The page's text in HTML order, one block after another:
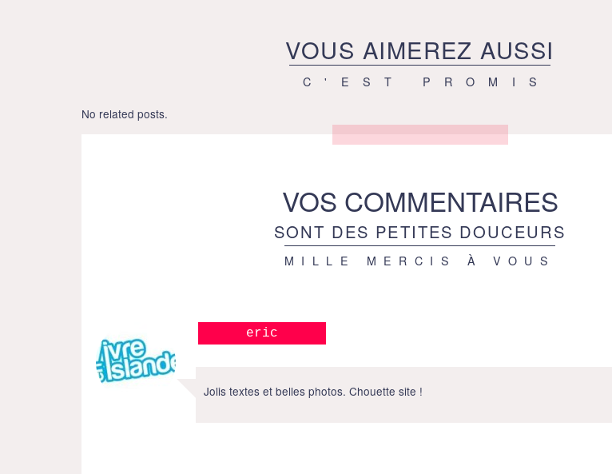
VOUS AIMEREZ AUSSI
C'EST PROMIS
No related posts.
VOS COMMENTAIRES
SONT DES PETITES DOUCEURS
MILLE MERCIS À VOUS
eric
Jolis textes et belles photos. Chouette site !